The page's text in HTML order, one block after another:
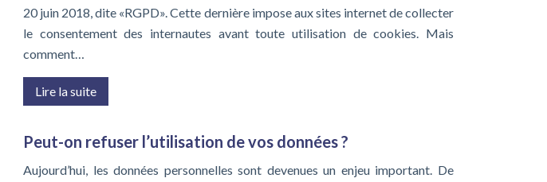
20 juin 2018, dite «RGPD». Cette dernière impose aux sites internet de collecter
le consentement des internautes avant toute utilisation de cookies. Mais
comment…
Lire la suite
Peut-on refuser l’utilisation de vos données ?
Aujourd’hui, les données personnelles sont devenues un enjeu important. De